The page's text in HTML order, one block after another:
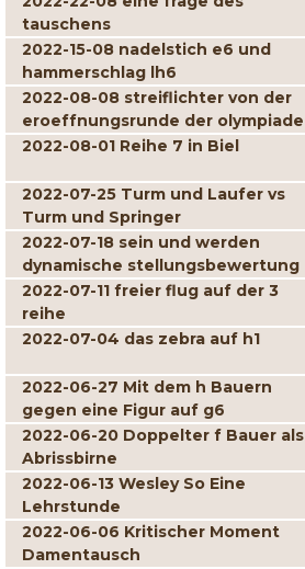
tauschens
2022-15-08 nadelstich e6 und
hammerschlag lh6
2022-08-08 streiflichter von der
eroeffnungsrunde der olympiade
2022-08-01 Reihe 7 in Biel
2022-07-25 Turm und Laufer vs
Turm und Springer
2022-07-18 sein und werden
dynamische stellungsbewertung
2022-07-11 freier flug auf der 3
reihe
2022-07-04 das zebra auf h1
2022-06-27 Mit dem h Bauern
gegen eine Figur auf g6
2022-06-20 Doppelter f Bauer als
Abrissbirne
2022-06-13 Wesley So Eine
Lehrstunde
2022-06-06 Kritischer Moment
Damentausch